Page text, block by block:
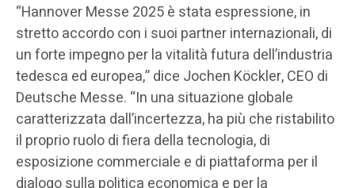
“Hannover Messe 2025 è stata espressione, in
stretto accordo con i suoi partner internazionali, di
un forte impegno per la vitalità futura dell’industria
tedesca ed europea,” dice Jochen Köckler, CEO di
Deutsche Messe. “In una situazione globale
caratterizzata dall’incertezza, ha più che ristabilito
il proprio ruolo di fiera della tecnologia, di
esposizione commerciale e di piattaforma per il
dialogo sulla politica economica e per la